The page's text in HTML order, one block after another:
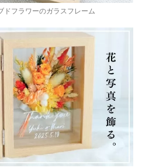
ドフラワーのガラスフレーム